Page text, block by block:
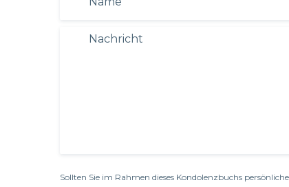
Sollten Sie im Rahmen dieses Kondolenzbuchs